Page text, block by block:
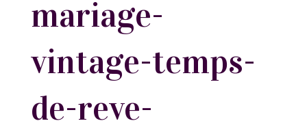
mariage-
vintage-temps-
de-reve-